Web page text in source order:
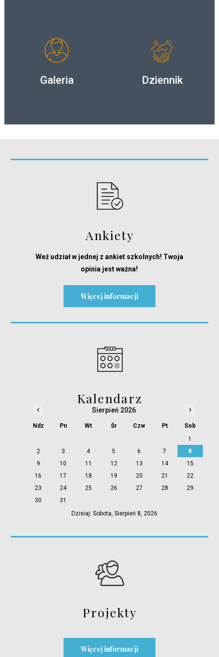
Galeria Dziennik
Ankiety
Weź udział w jednej z ankiet szkolnych! Twoja
opinia jest ważna!
Więcej informacji
Kalendarz
‹ Sierpień 2026 ›
Ndz Pn Wt Śr Czw Pt
Sob
1
2
3 4 5 6 7
8
9
10 11 12 13 14
15
16
17 18 19 20 21
22
23
24 25 26 27 28
29
30
31
Dzisiaj: Sobota, Sierpień 8, 2026
Projekty
Więcej informacji